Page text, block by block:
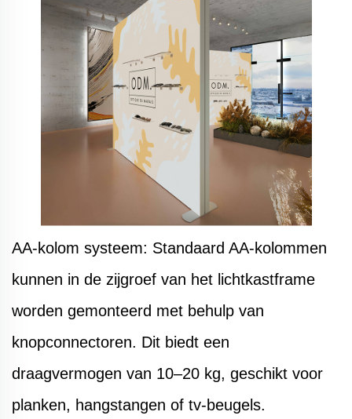
AA-kolom systeem: Standaard AA-kolommen
kunnen in de zijgroef van het lichtkastframe
worden gemonteerd met behulp van
knopconnectoren. Dit biedt een
draagvermogen van 10–20 kg, geschikt voor
planken, hangstangen of tv-beugels.